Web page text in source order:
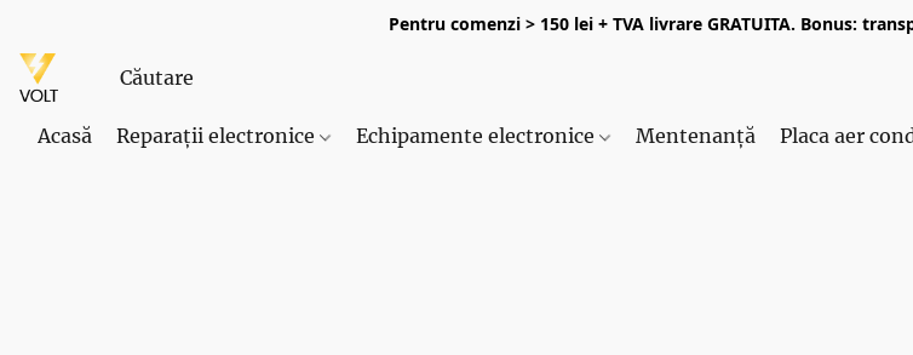
Pentru comenzi > 150 lei + TVA livrare GRATUITA. Bonus:
Acasă Reparații electronice Echipamente electronice Mentenanță Placa aer